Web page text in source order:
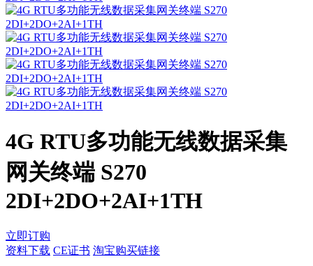
4G RTU多功能无线数据采集
网关终端 S270
2DI+2DO+2AI+1TH
立即订购
资料下载 CE证书 淘宝购买链接